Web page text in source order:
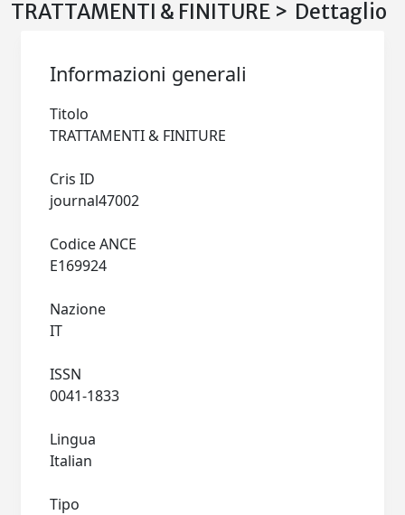
TRATTAMENTI & FINITURE > Dettaglio
Informazioni generali
Titolo
Cris ID
Codice ANCE
Nazione
ISSN
Lingua
Tipo